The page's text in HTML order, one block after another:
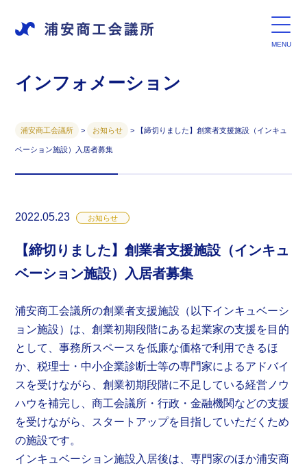
インフォメーション
浦安商工会議所 > お知らせ > 【締切りました】創業者支援施設（インキュ
ベーション施設）入居者募集
2022.05.23 お知らせ
【締切りました】創業者支援施設（インキュ
ベーション施設）入居者募集
浦安商工会議所の創業者支援施設（以下インキュベーシ
ョン施設）は、創業初期段階にある起業家の支援を目的
として、事務所スペースを低廉な価格で利用できるほ
か、税理士・中小企業診断士等の専門家によるアドバイ
スを受けながら、創業初期段階に不足している経営ノウ
ハウを補完し、商工会議所・行政・金融機関などの支援
を受けながら、スタートアップを目指していただくため
の施設です。
インキュベーション施設入居後は、専門家のほか浦安商